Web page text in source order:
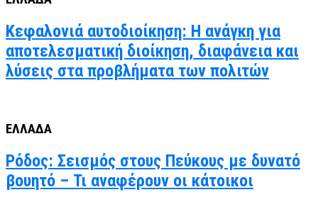
Κεφαλονιά αυτοδιοίκηση: Η ανάγκη για
αποτελεσματική διοίκηση, διαφάνεια και
λύσεις στα προβλήματα των πολιτών
ΕΛΛΑΔΑ
Ρόδος: Σεισμός στους Πεύκους με δυνατό
βουητό – Τι αναφέρουν οι κάτοικοι